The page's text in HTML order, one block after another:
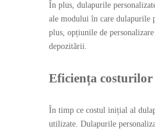
În plus, dulapurile
ale modului în care dulapurile
plus, opțiunile de
depozitării.
Eficiența
În timp ce costul inițial al
utilizate. Dulapurile